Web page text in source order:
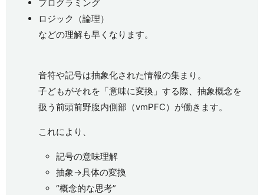
プログラミング
ロジック（論理）
などの理解も早くなります。
音符や記号は抽象化された情報の集まり。
子どもがそれを「意味に変換」する際、抽象概念を
扱う前頭前野腹内側部（vmPFC）が働きます。
これにより、
記号の意味理解
抽象→具体の変換
“概念的な思考”